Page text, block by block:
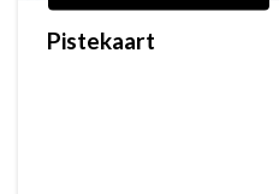
Pistekaart